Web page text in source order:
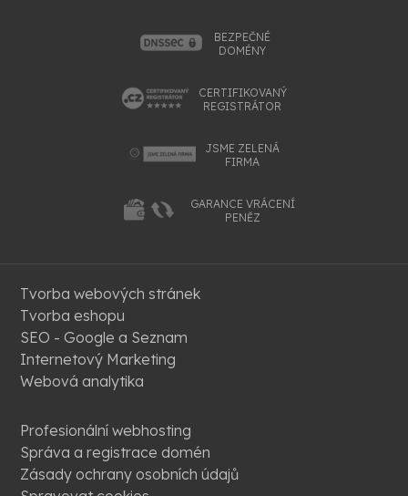
BEZPEČNÉ
DOMÉNY
CERTIFIKOVANÝ
REGISTRÁTOR
JSME ZELENÁ
FIRMA
GARANCE VRÁCENÍ
PENĚZ
Tvorba webových stránek
Tvorba eshopu
SEO - Google a Seznam
Internetový Marketing
Webová analytika
Profesionální webhosting
Správa a registrace domén
Zásady ochrany osobních údajů